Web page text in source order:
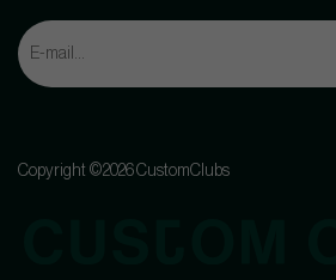
Copyright ©2026 CustomClubs